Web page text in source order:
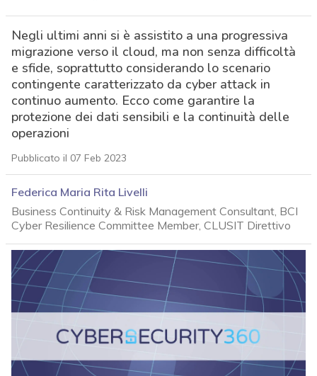
Negli ultimi anni si è assistito a una progressiva
migrazione verso il cloud, ma non senza difficoltà
e sfide, soprattutto considerando lo scenario
contingente caratterizzato da cyber attack in
continuo aumento. Ecco come garantire la
protezione dei dati sensibili e la continuità delle
operazioni
Pubblicato il 07 Feb 2023
Federica Maria Rita Livelli
Business Continuity & Risk Management Consultant, BCI
Cyber Resilience Committee Member, CLUSIT Direttivo